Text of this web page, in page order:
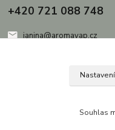
+420 721 088 748
janina@aromavap.cz
Nastavení
Souhlas